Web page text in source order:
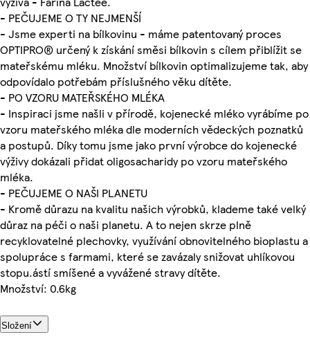
- PEČUJEME O TY NEJMENŠÍ
- Jsme experti na bílkovinu - máme patentovaný proces
OPTIPRO® určený k získání směsi bílkovin s cílem přiblížit se
mateřskému mléku. Množství bílkovin optimalizujeme tak, aby
odpovídalo potřebám příslušného věku dítěte.
- PO VZORU MATEŘSKÉHO MLÉKA
- Inspiraci jsme našli v přírodě, kojenecké mléko vyrábíme po
vzoru mateřského mléka dle moderních vědeckých poznatků
a postupů. Díky tomu jsme jako první výrobce do kojenecké
výživy dokázali přidat oligosacharidy po vzoru mateřského
mléka.
- PEČUJEME O NAŠI PLANETU
- Kromě důrazu na kvalitu našich výrobků, klademe také velký
důraz na péči o naši planetu. A to nejen skrze plně
recyklovatelné plechovky, využívání obnovitelného bioplastu a
spolupráce s farmami, které se zavázaly snižovat uhlíkovou
stopu.ástí smíšené a vyvážené stravy dítěte.
Množství: 0.6kg
Složení